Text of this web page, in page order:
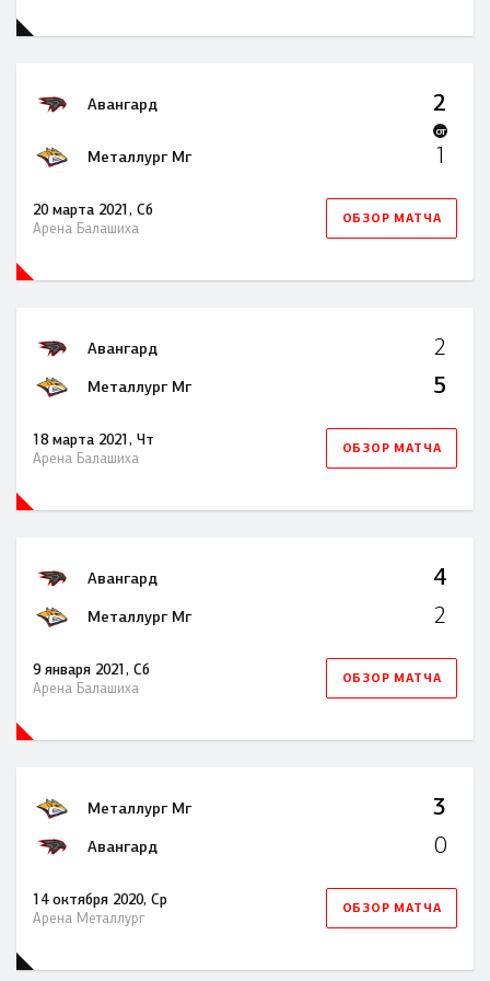
20 марта 2021, Сб
Арена Балашиха
Авангард 2
ОТ
Металлург Мг 1
ОБЗОР МАТЧА
18 марта 2021, Чт
Арена Балашиха
Авангард 2
Металлург Мг 5
ОБЗОР МАТЧА
9 января 2021, Сб
Арена Балашиха
Авангард 4
Металлург Мг 2
ОБЗОР МАТЧА
14 октября 2020, Ср
Арена Металлург
Металлург Мг 3
Авангард 0
ОБЗОР МАТЧА